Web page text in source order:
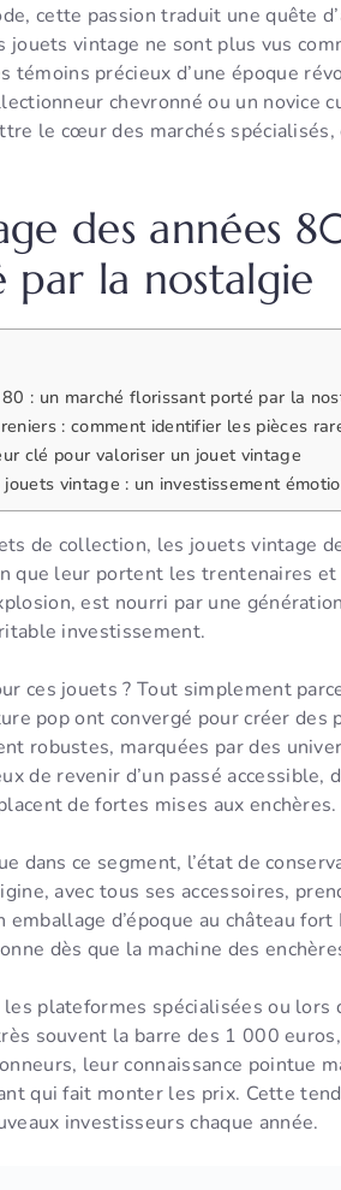
cette passion traduit une quête
vintage ne sont plus vus
témoins précieux d’une époque
chevronné ou un novice
le cœur des marchés
des années
par la nostalgie
: un marché florissant porté par la
: comment identifier les pièces
clé pour valoriser un jouet vintage
vintage : un investissement
de collection, les jouets vintage
que leur portent les trentenaires et
est nourri par une
investissement.
ces jouets ? Tout simplement
pop ont convergé pour créer des
robustes, marquées par des
de revenir d’un passé accessible,
de fortes mises aux enchères.
dans ce segment, l’état de
avec tous ses accessoires,
d’époque au château
dès que la machine des
plateformes spécialisées ou lors
souvent la barre des 1 000
leur connaissance pointue
qui fait monter les prix. Cette
investisseurs chaque année.